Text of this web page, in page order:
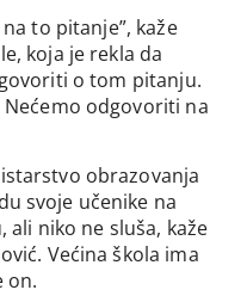
to pitanje”, kaže
koja je rekla da
o tom pitanju.
odgovoriti na
obrazovanja
svoje učenike na
ali niko ne sluša, kaže
Većina škola ima
on.